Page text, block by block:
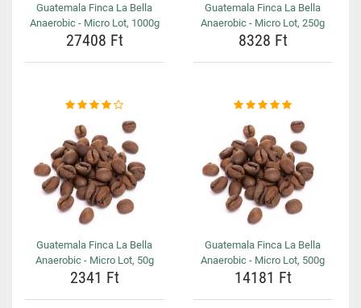
Guatemala Finca La Bella
Anaerobic - Micro Lot, 1000g
27408 Ft
Guatemala Finca La Bella
Anaerobic - Micro Lot, 250g
8328 Ft
Guatemala Finca La Bella
Anaerobic - Micro Lot, 50g
2341 Ft
Guatemala Finca La Bella
Anaerobic - Micro Lot, 500g
14181 Ft